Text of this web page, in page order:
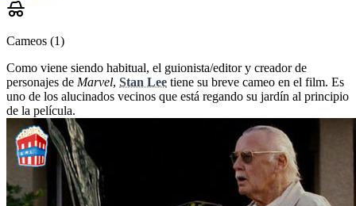
Cameos (1)
Como viene siendo habitual, el guionista/editor y creador de
personajes de Marvel, Stan Lee tiene su breve cameo en el film. Es
uno de los alucinados vecinos que está regando su jardín al principio
de la película.